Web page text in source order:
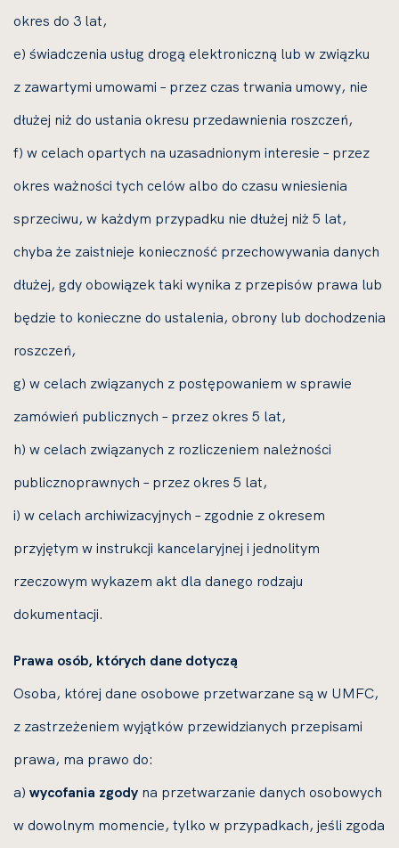
okres do 3 lat,
e) świadczenia usług drogą elektroniczną lub w związku
z zawartymi umowami – przez czas trwania umowy, nie
dłużej niż do ustania okresu przedawnienia roszczeń,
f) w celach opartych na uzasadnionym interesie – przez
okres ważności tych celów albo do czasu wniesienia
sprzeciwu, w każdym przypadku nie dłużej niż 5 lat,
chyba że zaistnieje konieczność przechowywania danych
dłużej, gdy obowiązek taki wynika z przepisów prawa lub
będzie to konieczne do ustalenia, obrony lub dochodzenia
roszczeń,
g) w celach związanych z postępowaniem w sprawie
zamówień publicznych – przez okres 5 lat,
h) w celach związanych z rozliczeniem należności
publicznoprawnych – przez okres 5 lat,
i) w celach archiwizacyjnych – zgodnie z okresem
przyjętym w instrukcji kancelaryjnej i jednolitym
rzeczowym wykazem akt dla danego rodzaju
dokumentacji.
Prawa osób, których dane dotyczą
Osoba, której dane osobowe przetwarzane są w UMFC,
z zastrzeżeniem wyjątków przewidzianych przepisami
prawa, ma prawo do:
a) wycofania zgody na przetwarzanie danych osobowych
w dowolnym momencie, tylko w przypadkach, jeśli zgoda